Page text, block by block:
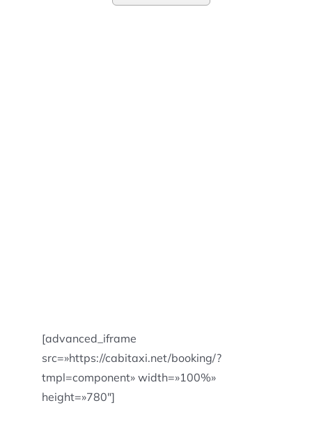
[advanced_iframe
src=»https://cabitaxi.net/booking/?
tmpl=component» width=»100%»
height=»780″]